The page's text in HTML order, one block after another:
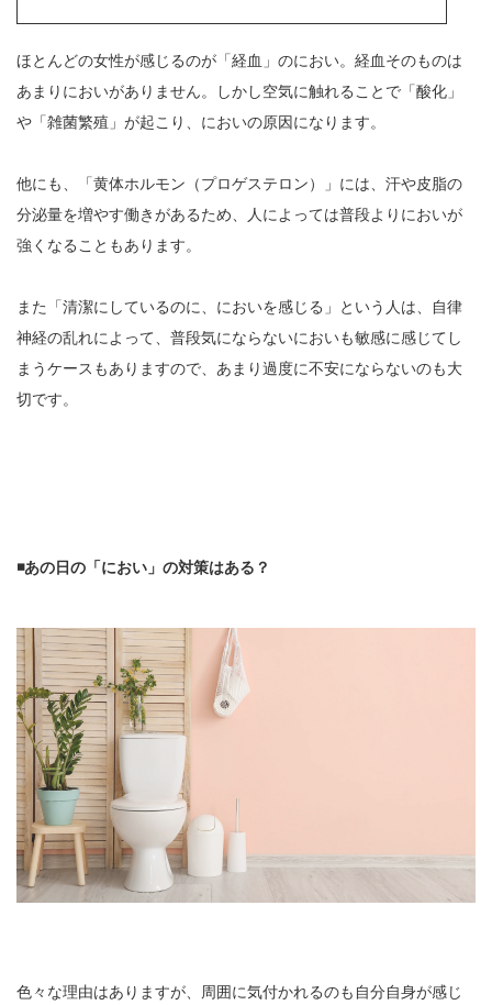
ほとんどの女性が感じるのが「経血」のにおい。経血そのものは
あまりにおいがありません。しかし空気に触れることで「酸化」
や「雑菌繁殖」が起こり、においの原因になります。
他にも、「黄体ホルモン（プロゲステロン）」には、汗や皮脂の
分泌量を増やす働きがあるため、人によっては普段よりにおいが
強くなることもあります。
また「清潔にしているのに、においを感じる」という人は、自律
神経の乱れによって、普段気にならないにおいも敏感に感じてし
まうケースもありますので、あまり過度に不安にならないのも大
切です。
◾️あの日の「におい」の対策はある？
色々な理由はありますが、周囲に気付かれるのも自分自身が感じ